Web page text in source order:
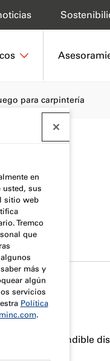
para carpintería
es imprescindible
en
usted, sus
sitio web
Tremco
que
más y
algún
servicios
Política
.